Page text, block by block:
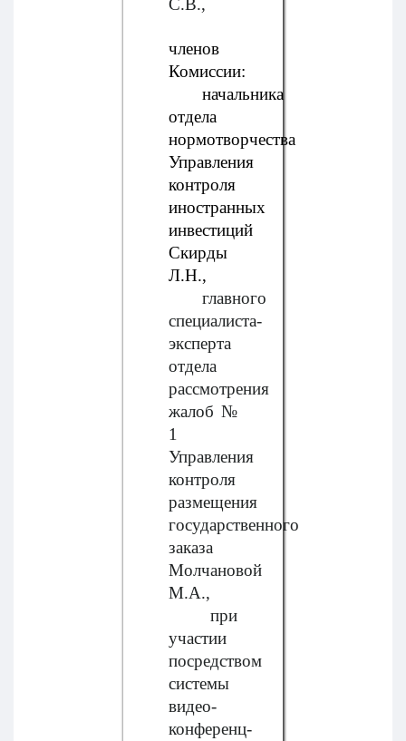
С.В.,
членов
Комиссии:
начальника
отдела
нормотворчества
Управления
контроля
иностранных
инвестиций
Скирды
Л.Н.,
главного
специалиста-
эксперта
отдела
рассмотрения
жалоб №
1
Управления
контроля
размещения
государственного
заказа
Молчановой
М.А.,
при
участии
посредством
системы
видео-
конференц-